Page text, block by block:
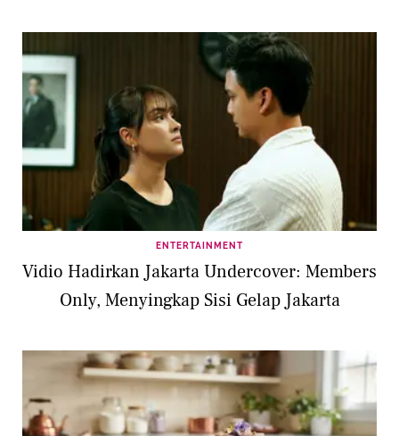
ENTERTAINMENT
Vidio Hadirkan Jakarta Undercover: Members
Only, Menyingkap Sisi Gelap Jakarta